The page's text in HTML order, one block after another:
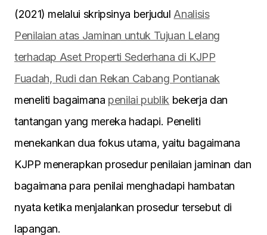
(2021) melalui skripsinya berjudulAnalisis
Penilaian atas Jaminan untuk Tujuan Lelang
terhadap Aset Properti Sederhana di KJPP
Fuadah, Rudi dan Rekan Cabang Pontianak
meneliti bagaimana penilai publik bekerja dan
tantangan yang mereka hadapi. Peneliti
menekankan dua fokus utama, yaitu bagaimana
KJPP menerapkan prosedur penilaian jaminan dan
bagaimana para penilai menghadapi hambatan
nyata ketika menjalankan prosedur tersebut di
lapangan.